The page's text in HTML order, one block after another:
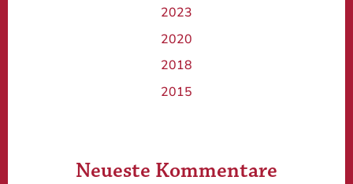
2023
2020
2018
2015
Neueste Kommentare